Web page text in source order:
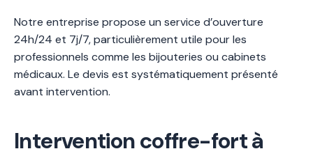
Notre entreprise propose un service d’ouverture
24h/24 et 7j/7, particulièrement utile pour les
professionnels comme les bijouteries ou cabinets
médicaux. Le devis est systématiquement présenté
avant intervention.
Intervention coffre-fort à